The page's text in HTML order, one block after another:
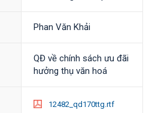
Phan Văn Khải
QĐ về chính sách ưu đãi
hưởng thụ văn hoá
12482_qd170ttg.rtf